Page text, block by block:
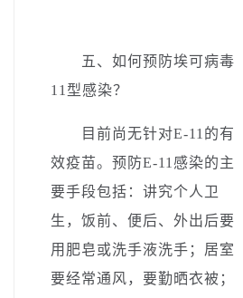
五、如何预防埃可病毒
11型感染？­
目前尚无针对E-11的有
效疫苗。预防E-11感染的主
要手段包括：讲究个人卫
生，饭前、便后、外出后要
用肥皂或洗手液洗手 ； 居室
要经常通风， 要勤晒衣被 ；